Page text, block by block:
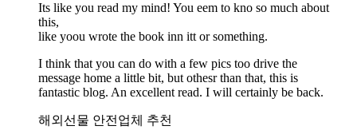
Its like you read my mind! You eem to kno so much about
this,
like yoou wrote the book inn itt or something.
I think that you can do with a few pics too drive the
message home a little bit, but othesr than that, this is
fantastic blog. An excellent read. I will certainly be back.
해외선물 안전업체 추천